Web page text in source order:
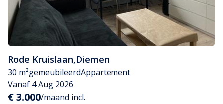
Rode Kruislaan,Diemen
30 m²gemeubileerdAppartement
Vanaf 4 Aug 2026
€ 3.000/maand incl.